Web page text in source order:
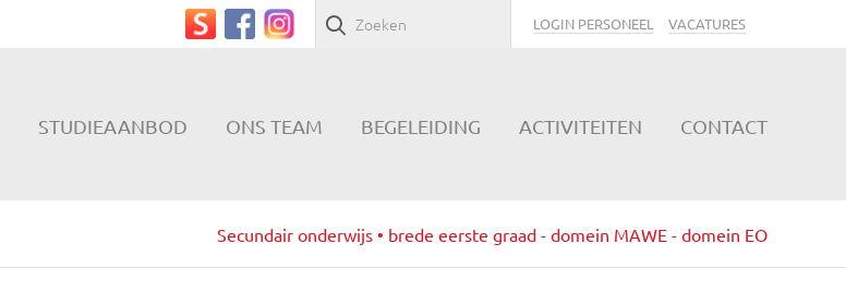
LOGIN PERSONEEL VACATURES
STUDIEAANBOD ONS TEAM BEGELEIDING ACTIVITEITEN CONTACT
Secundair onderwijs • brede eerste graad - domein MAWE - domein EO